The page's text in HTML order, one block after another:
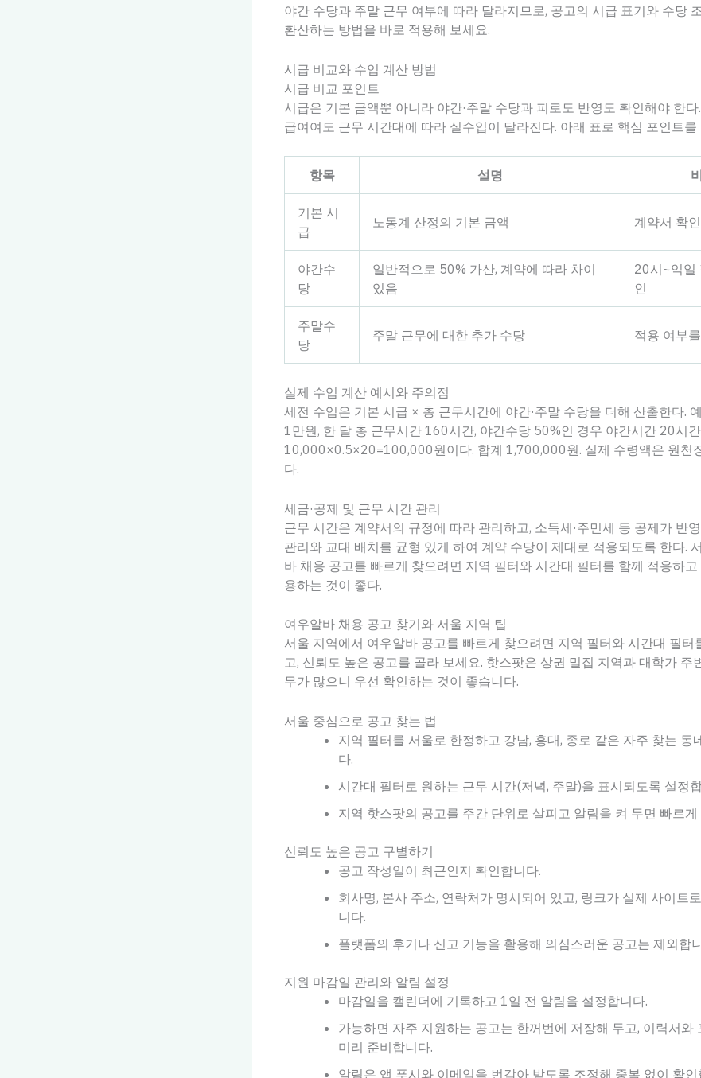
야간 수당과 주말 근무 여부에 따라 달라지므로, 공고의 시급 표기와 수당
환산하는 방법을 바로 적용해 보세요.
시급 비교와 수입 계산 방법
시급 비교 포인트
시급은 기본 금액뿐 아니라 야간·주말 수당과 피로도 반영도 확인해야 한
급여여도 근무 시간대에 따라 실수입이 달라진다. 아래 표로 핵심 포인트를
항목 설명
기본 시
급
노동계 산정의 기본 금액 계약서 확인
야간수
당
일반적으로 50% 가산, 계약에 따라 차이
있음
20시~익일
인
주말수
당
주말 근무에 대한 추가 수당 적용 여부
실제 수입 계산 예시와 주의점
세전 수입은 기본 시급 × 총 근무시간에 야간·주말 수당을 더해 산출한다.
1만원, 한 달 총 근무시간 160시간, 야간수당 50%인 경우 야간시간 20시
10,000×0.5×20=100,000원이다. 합계 1,700,000원. 실제 수령액은 원천
다.
세금·공제 및 근무 시간 관리
근무 시간은 계약서의 규정에 따라 관리하고, 소득세·주민세 등 공제가 반
관리와 교대 배치를 균형 있게 하여 계약 수당이 제대로 적용되도록 한다.
바 채용 공고를 빠르게 찾으려면 지역 필터와 시간대 필터를 함께 적용하
용하는 것이 좋다.
여우알바 채용 공고 찾기와 서울 지역 팁
서울 지역에서 여우알바 공고를 빠르게 찾으려면 지역 필터와 시간대 필터
고, 신뢰도 높은 공고를 골라 보세요. 핫스팟은 상권 밀집 지역과 대학가 주
무가 많으니 우선 확인하는 것이 좋습니다.
서울 중심으로 공고 찾는 법
지역 필터를 서울로 한정하고 강남, 홍대, 종로 같은 자주 찾는 동
다.
시간대 필터로 원하는 근무 시간(저녁, 주말)을 표시되도록 설정
지역 핫스팟의 공고를 주간 단위로 살피고 알림을 켜 두면 빠르게
신뢰도 높은 공고 구별하기
공고 작성일이 최근인지 확인합니다.
회사명, 본사 주소, 연락처가 명시되어 있고, 링크가 실제 사이트
니다.
플랫폼의 후기나 신고 기능을 활용해 의심스러운 공고는 제외합
지원 마감일 관리와 알림 설정
마감일을 캘린더에 기록하고 1일 전 알림을 설정합니다.
가능하면 자주 지원하는 공고는 한꺼번에 저장해 두고, 이력서와
미리 준비합니다.
알림은 앱 푸시와 이메일을 번갈아 받도록 조정해 중복 없이 확인